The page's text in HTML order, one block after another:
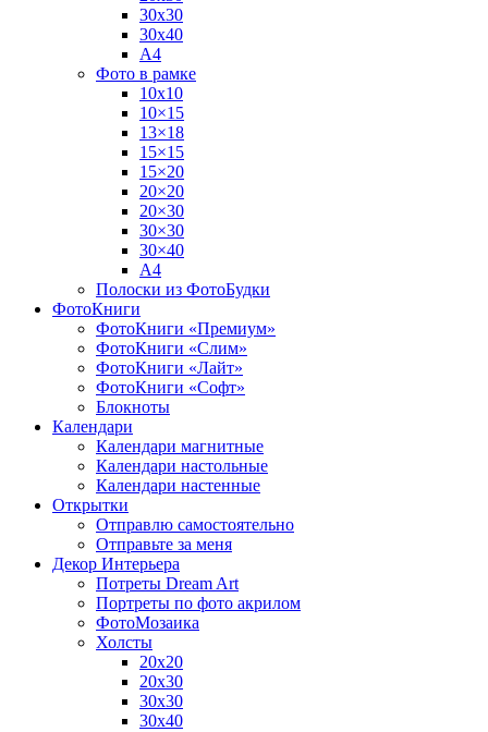
30х30
30х40
А4
Фото в рамке
10х10
10×15
13×18
15×15
15×20
20×20
20×30
30×30
30×40
A4
Полоски из ФотоБудки
ФотоКниги
ФотоКниги «Премиум»
ФотоКниги «Слим»
ФотоКниги «Лайт»
ФотоКниги «Софт»
Блокноты
Календари
Календари магнитные
Календари настольные
Календари настенные
Открытки
Отправлю самостоятельно
Отправьте за меня
Декор Интерьера
Потреты Dream Art
Портреты по фото акрилом
ФотоМозаика
Холсты
20х20
20х30
30х30
30х40